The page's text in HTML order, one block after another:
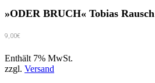
»ODER BRUCH« Tobias Rausch
9,00€
Enthält 7% MwSt.
zzgl. Versand